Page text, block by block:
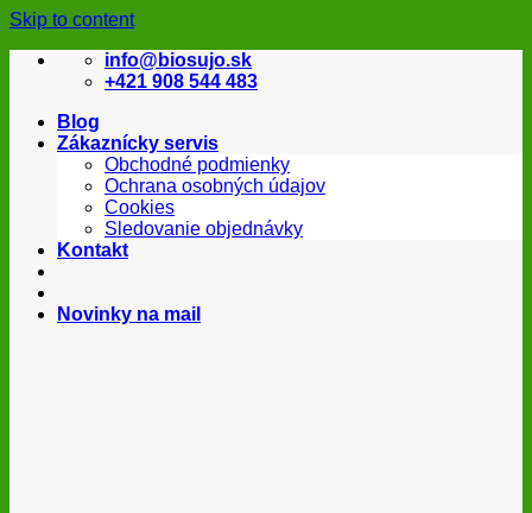
Skip to content
info@biosujo.sk
+421 908 544 483
Blog
Zákaznícky servis
Obchodné podmienky
Ochrana osobných údajov
Cookies
Sledovanie objednávky
Kontakt
Novinky na mail